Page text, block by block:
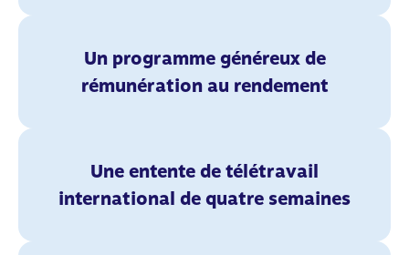
Un programme généreux de
rémunération au rendement
Une entente de télétravail
international de quatre semaines